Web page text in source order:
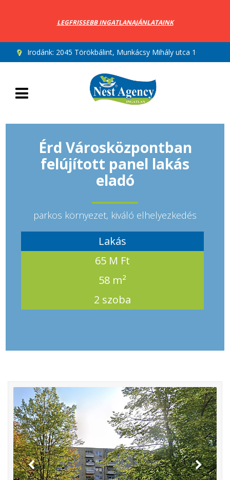
LEGFRISSEBB INGATLANAJÁNLATAINK
Irodánk: 2045 Törökbálint, Munkácsy Mihály utca 10.
Érd Városközpontban
felújított panel lakás
eladó
parkos környezet, kiváló elhelyezkedés
Lakás
65 M Ft
58 m²
2 szoba